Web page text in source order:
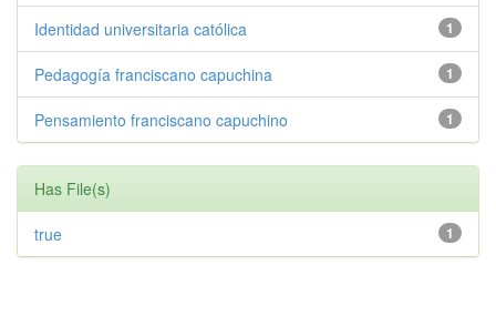
1
Identidad universitaria católica
1
Pedagogía franciscano capuchina
1
Pensamiento franciscano capuchino
Has File(s)
1
true